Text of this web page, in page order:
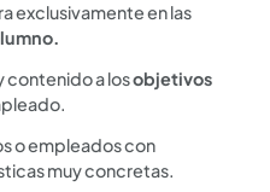
exclusivamente en las
contenido a losobjetivos
o empleados con
muy concretas.